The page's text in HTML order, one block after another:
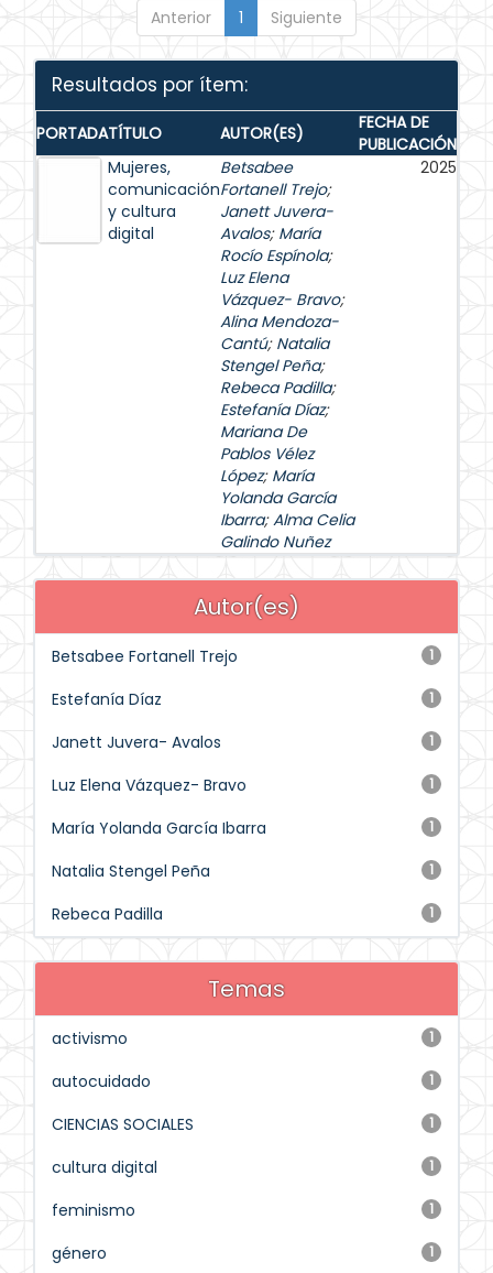
Anterior 1 Siguiente
Resultados por ítem:
PORTADATÍTULO AUTOR(ES)
FECHA DE
PUBLICACIÓN
Mujeres,
comunicación
y cultura
digital
Betsabee
Fortanell Trejo;
Janett Juvera-
Avalos; María
Rocío Espínola;
Luz Elena
Vázquez- Bravo;
Alina Mendoza-
Cantú; Natalia
Stengel Peña;
Rebeca Padilla;
Estefanía Díaz;
Mariana De
Pablos Vélez
López; María
Yolanda García
Ibarra;Alma Celia
Galindo Nuñez
2025
Autor(es)
1
Betsabee Fortanell Trejo
1
Estefanía Díaz
1
Janett Juvera- Avalos
1
Luz Elena Vázquez- Bravo
1
María Yolanda García Ibarra
1
Natalia Stengel Peña
1
Rebeca Padilla
Temas
1
activismo
1
autocuidado
1
CIENCIAS SOCIALES
1
cultura digital
1
feminismo
1
género